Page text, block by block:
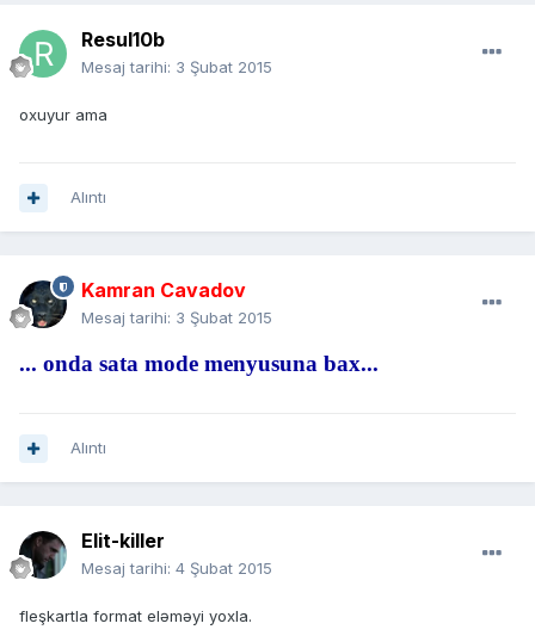
Resul10b
Mesaj tarihi: 3 Şubat 2015
oxuyur ama
Alıntı
Kamran Cavadov
Mesaj tarihi: 3 Şubat 2015
... onda sata mode menyusuna bax...
Alıntı
Elit-killer
Mesaj tarihi: 4 Şubat 2015
fleşkartla format eləməyi yoxla.